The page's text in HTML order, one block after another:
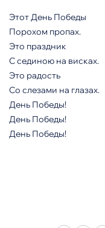
Этот День Победы
Порохом пропах.
Это праздник
С сединою на висках.
Это радость
Со слезами на глазах.
День Победы!
День Победы!
День Победы!